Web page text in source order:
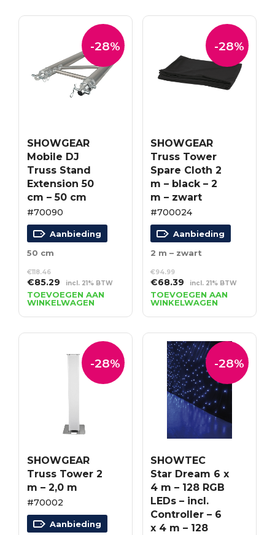
-28%
SHOWGEAR
Mobile DJ
Truss Stand
Extension 50
cm – 50 cm
#70090
Aanbieding
50 cm
€118.46
Oorspronkelijke
prijs
was:
€118.46.
€85.29Huidige
prijs
is:
€85.29.
incl. 21% BTW
TOEVOEGEN AAN
WINKELWAGEN
-28%
SHOWGEAR
Truss Tower
Spare Cloth 2
m – black – 2
m – zwart
#700024
Aanbieding
2 m – zwart
€94.99
Oorspronkelijke
prijs
was:
€94.99.
€68.39 Huidige
prijs
is:
€68.39.
incl. 21% BTW
TOEVOEGEN AAN
WINKELWAGEN
-28%
SHOWGEAR
Truss Tower 2
m – 2,0 m
#70002
Aanbieding
-28%
SHOWTEC
Star Dream 6 x
4 m – 128 RGB
LEDs – incl.
Controller – 6
x 4 m – 128